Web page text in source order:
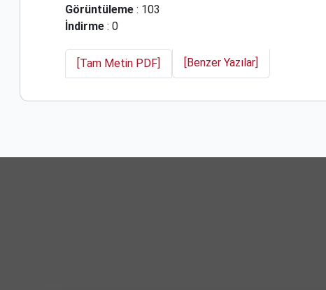
Görüntüleme : 103
İndirme : 0
[Tam Metin PDF] [Benzer Yazılar]